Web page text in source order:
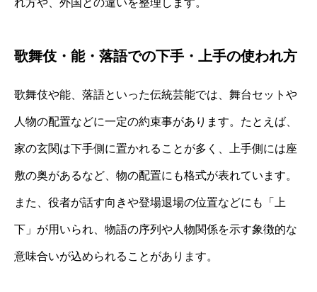
れ方や、外国との違いを整理します。
歌舞伎・能・落語での下手・上手の使われ方
歌舞伎や能、落語といった伝統芸能では、舞台セットや
人物の配置などに一定の約束事があります。たとえば、
家の玄関は下手側に置かれることが多く、上手側には座
敷の奥があるなど、物の配置にも格式が表れています。
また、役者が話す向きや登場退場の位置などにも「上
下」が用いられ、物語の序列や人物関係を示す象徴的な
意味合いが込められることがあります。